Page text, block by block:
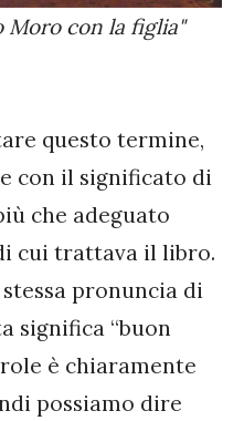
Moro con la figlia"
questo termine,
con il significato di
che adeguato
cui trattava il libro.
pronuncia di
significa “buon
è chiaramente
possiamo dire